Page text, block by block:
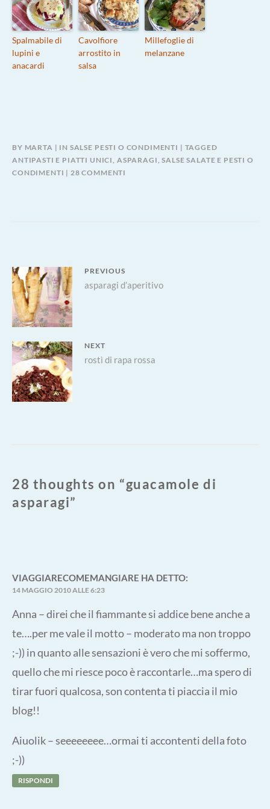
Spalmabile di
lupini e
anacardi
Cavolfiore
arrostito in
salsa
Millefoglie di
melanzane
BY MARTA IN SALSE PESTI O CONDIMENTI
TAGGED
ANTIPASTI E PIATTI UNICI ASPARAGI ,SALSE SALATE E PESTI O
CONDIMENTI
28 COMMENTI
Navigazione
articoli
PREVIOUS
Previous
post:
asparagi d’aperitivo
NEXT
Next
post:
rostì di rapa rossa
28 thoughts on “guacamole di
asparagi”
VIAGGIARECOMEMANGIARE HA DETTO:
14 MAGGIO 2010 ALLE 6:23
Anna – direi che il fiammante si addice bene anche a
te….per me vale il motto – moderato ma non troppo
;-)) in quanto alle sensazioni è vero che mi soffermo,
quello che mi riesce poco è raccontarle…ma spero di
tirar fuori qualcosa, son contenta ti piaccia il mio
blog!!
Aiuolik – seeeeeeee…ormai ti accontenti della foto
;-))
RISPONDI